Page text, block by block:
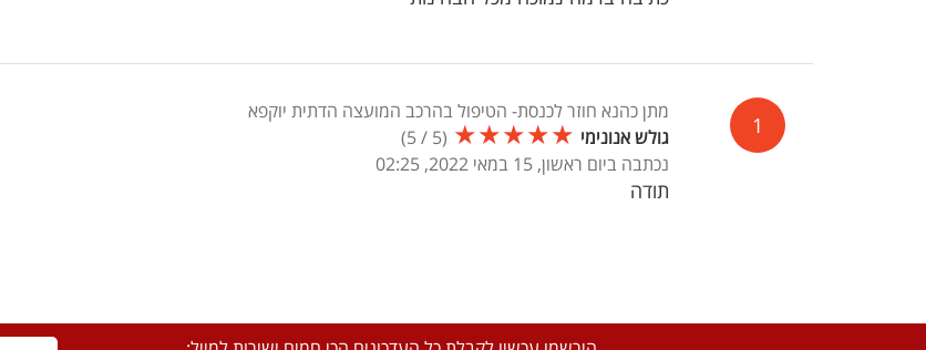
1
מתן כהנא חוזר לכנסת- הטיפול בהרכב המועצה הדתית יוקפא
גולש אנונימי ★
★
★
★
★
(
5
/
5
)
נכתבה ביום ראשון, 15 במאי 2022, 02:25
תודה